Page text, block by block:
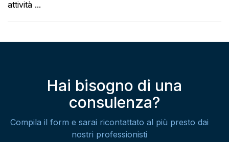
attività ...
Hai bisogno di una
consulenza?
Compila il form e sarai ricontattato al più presto dai
nostri professionisti